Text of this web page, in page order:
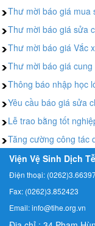
Thư mời báo giá mua
Thư mời báo giá sửa
Thư mời báo giá Vắc
Thư mời báo giá
Thông báo nhập học
Yêu cầu báo giá sửa
Lễ trao bằng tốt
Tăng cường công tác
Viện Vệ Sinh Dịch
Điện thoại:
Fax: (0262)3.852423
Email: info@tihe.org.vn